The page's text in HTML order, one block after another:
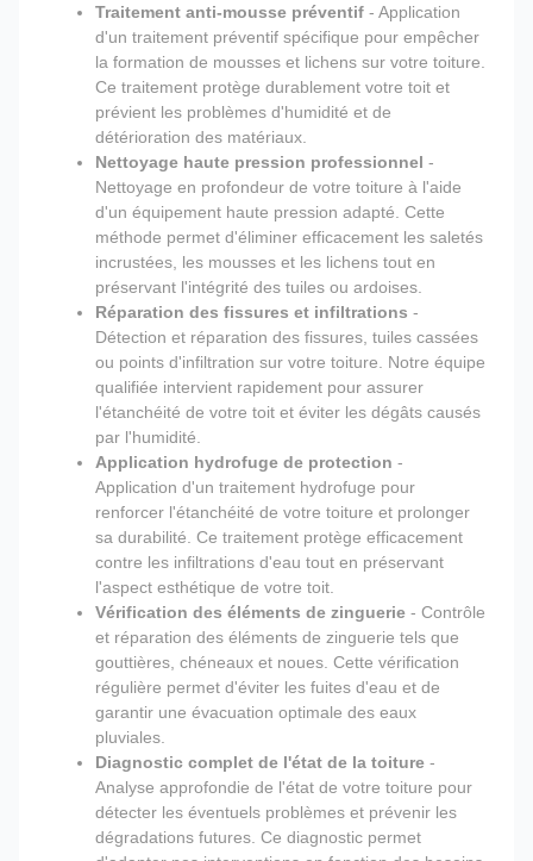
Traitement anti-mousse préventif - Application
d'un traitement préventif spécifique pour empêcher
la formation de mousses et lichens sur votre toiture.
Ce traitement protège durablement votre toit et
prévient les problèmes d'humidité et de
détérioration des matériaux.
Nettoyage haute pression professionnel -
Nettoyage en profondeur de votre toiture à l'aide
d'un équipement haute pression adapté. Cette
méthode permet d'éliminer efficacement les saletés
incrustées, les mousses et les lichens tout en
préservant l'intégrité des tuiles ou ardoises.
Réparation des fissures et infiltrations -
Détection et réparation des fissures, tuiles cassées
ou points d'infiltration sur votre toiture. Notre équipe
qualifiée intervient rapidement pour assurer
l'étanchéité de votre toit et éviter les dégâts causés
par l'humidité.
Application hydrofuge de protection -
Application d'un traitement hydrofuge pour
renforcer l'étanchéité de votre toiture et prolonger
sa durabilité. Ce traitement protège efficacement
contre les infiltrations d'eau tout en préservant
l'aspect esthétique de votre toit.
Vérification des éléments de zinguerie - Contrôle
et réparation des éléments de zinguerie tels que
gouttières, chéneaux et noues. Cette vérification
régulière permet d'éviter les fuites d'eau et de
garantir une évacuation optimale des eaux
pluviales.
Diagnostic complet de l'état de la toiture -
Analyse approfondie de l'état de votre toiture pour
détecter les éventuels problèmes et prévenir les
dégradations futures. Ce diagnostic permet